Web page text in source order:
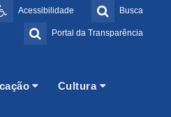
Busca
Acessibilidade
Portal da Transparência
Cultura